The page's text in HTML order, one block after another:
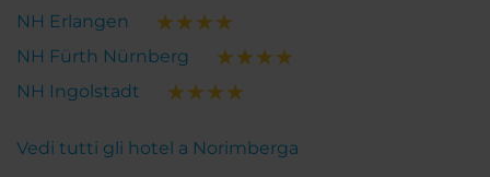
NH Erlangen
NH Fürth Nürnberg
NH Ingolstadt
Vedi tutti gli hotel a Norimberga